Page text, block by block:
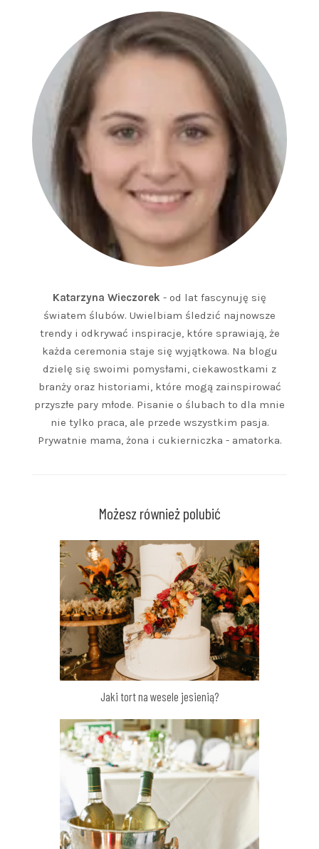
Katarzyna Wieczorek - od lat fascynuję się
światem ślubów. Uwielbiam śledzić najnowsze
trendy i odkrywać inspiracje, które sprawiają, że
każda ceremonia staje się wyjątkowa. Na blogu
dzielę się swoimi pomysłami, ciekawostkami z
branży oraz historiami, które mogą zainspirować
przyszłe pary młode. Pisanie o ślubach to dla mnie
nie tylko praca, ale przede wszystkim pasja.
Prywatnie mama, żona i cukierniczka - amatorka.
Możesz również polubić
Jaki tort na wesele jesienią?